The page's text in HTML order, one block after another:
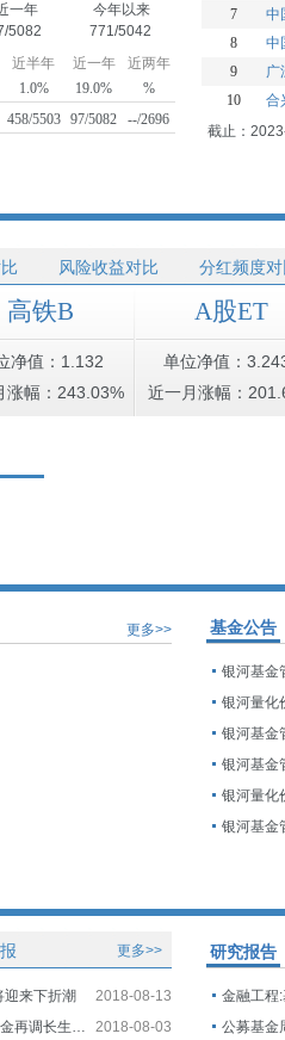
一年
5082
今年以来
771/5042
近半年 近一年
近两年
1.0% 19.0%
%
458/5503 97/5082 --/2696
7
中
8
中
9
广
10
合
截止：
风险收益对比 分红频度对
高铁B
净值：1.132
涨幅：243.03%
A股ET
单位净值：
近一月涨幅：
更多>> 基金公告
银河量化
更多>>
2018-08-13
迎来下折潮
2018-08-03
ETP日报:权益下跌活跃分级A普涨,基金再调长生生物估值
研究报告
金融工程